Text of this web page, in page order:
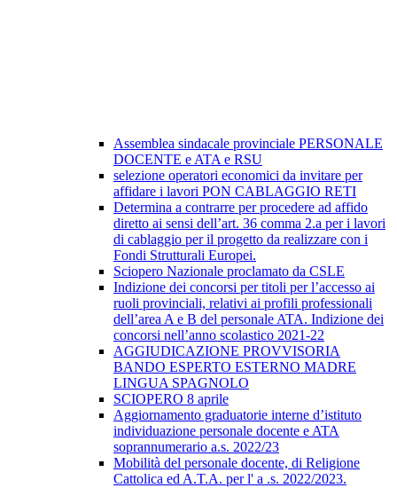
Assemblea sindacale provinciale PERSONALE
DOCENTE e ATA e RSU
selezione operatori economici da invitare per
affidare i lavori PON CABLAGGIO RETI
Determina a contrarre per procedere ad affido
diretto ai sensi dell’art. 36 comma 2.a per i lavori
di cablaggio per il progetto da realizzare con i
Fondi Strutturali Europei.
Sciopero Nazionale proclamato da CSLE
Indizione dei concorsi per titoli per l’accesso ai
ruoli provinciali, relativi ai profili professionali
dell’area A e B del personale ATA. Indizione dei
concorsi nell’anno scolastico 2021-22
AGGIUDICAZIONE PROVVISORIA
BANDO ESPERTO ESTERNO MADRE
LINGUA SPAGNOLO
SCIOPERO 8 aprile
Aggiornamento graduatorie interne d’istituto
individuazione personale docente e ATA
soprannumerario a.s. 2022/23
Mobilità del personale docente, di Religione
Cattolica ed A.T.A. per l' a .s. 2022/2023.